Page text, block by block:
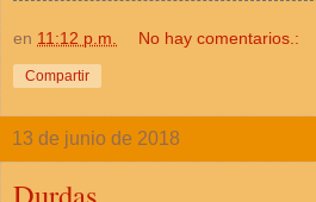
en 11:12 p.m. No hay comentarios.:
Compartir
13 de junio de 2018